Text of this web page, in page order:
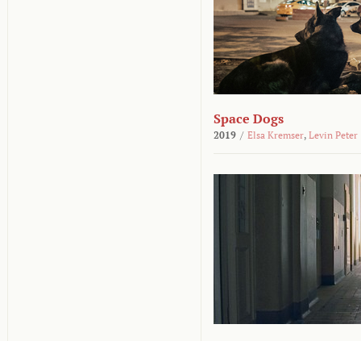
Space Dogs
2019 / Elsa Kremser, Levin Peter